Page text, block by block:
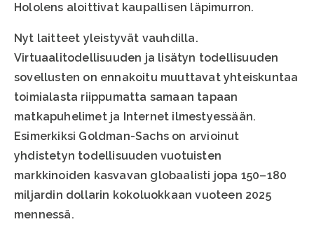
Hololens aloittivat kaupallisen läpimurron.
Nyt laitteet yleistyvät vauhdilla.
Virtuaalitodellisuuden ja lisätyn todellisuuden
sovellusten on ennakoitu muuttavat yhteiskuntaa
toimialasta riippumatta samaan tapaan
matkapuhelimet ja Internet ilmestyessään.
Esimerkiksi Goldman-Sachs on arvioinut
yhdistetyn todellisuuden vuotuisten
markkinoiden kasvavan globaalisti jopa 150–180
miljardin dollarin kokoluokkaan vuoteen 2025
mennessä.